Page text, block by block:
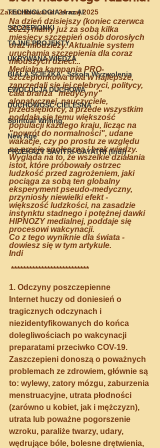
TECHNOLOGIA oraz AI
SZCZEPIONKI
TAJNE PROJEKTY
UKRYWANA WIEDZA
BIAŁA ŚCIEŻKA - Szkoła Wyzwolenia
EWOLUCJA DUCHOWA
DUCHOWOŚĆ CIELESNA
Spiritual Writing
New Age
PRZEKAZY SAVITRI-GAYATRI (Indi)
Zaktualizowano:24 maj 2025
Na dzień dzisiejszy (koniec czerwca
2021) mamy już za sobą kilka
miesięcy szczepień osób dorosłych
oraz młodzieży. Aktualnie system
uruchamia szczepienia dla coraz
młodszych dzieci...
Medialna kampania PRO-
szczepionkowa trwa w najlepsze,
zaprzedali się jej celebryci, politycy,
cała branża "medycyny"
alopatycznej, nauczyciele,
przedsiębiorcy, a przede wszystkim
poddała się temu większość
populacji każdego kraju, licząc na
"powrót do normalności", udane
wakacje, czy po prostu ze względu
na presję społeczną i brak wiedzy.
Wygląda na to, że wszelkie działania
istot, które próbowały ostrzec
ludzkość przed zagrożeniem, jaki
pociąga za sobą ten globalny
eksperyment pseudo-medyczny,
przyniosły niewielki efekt -
większość ludzkości, na zasadzie
instynktu stadnego i potężnej dawki
HIPNOZY medialnej, poddaje się
procesowi wakcynacji.
Co z tego wyniknie dla świata -
dowiesz się w tym artykule.
Indi
**************************
1. Odczyny poszczepienne
Internet huczy od doniesień o
tragicznych odczynach i
niezidentyfikowanych do końca
dolegliwościach po wakcynacji
preparatami przeciwko COV-19.
Zaszczepieni donoszą o poważnych
problemach ze zdrowiem, głównie są
to: wylewy, zatory mózgu, zaburzenia
menstruacyjne, utrata płodności
(zarówno u kobiet, jak i mężczyzn),
utrata lub poważne pogorszenie
wzroku, paraliże twarzy, udary,
wędrujące bóle, bolesne drętwienia,